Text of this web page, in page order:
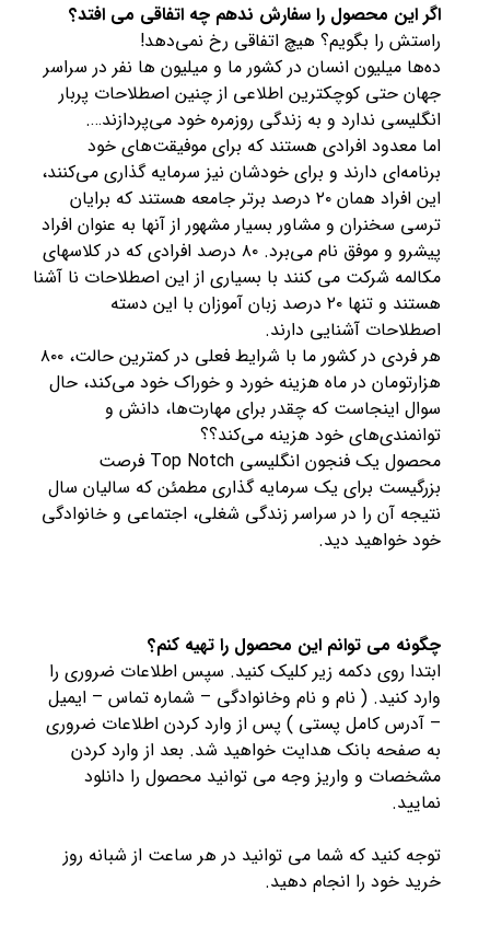
اگر این محصول را سفارش ندهم چه اتفاقی می افتد؟
راستش را بگویم؟ هیچ اتفاقی رخ نمی‌دهد!
ده‌ها میلیون‌ انسان در کشور ما و میلیون ها نفر در سراسر
جهان حتی کوچکترین اطلاعی از چنین اصطلاحات پربار
انگلیسی ندارد و به زندگی روزمره خود می‌پردازند….
اما معدود افرادی هستند که برای موفیقت‌های خود
برنامه‌ای دارند و برای خودشان نیز سرمایه گذاری می‌کنند،
این افراد همان ۲۰ درصد برتر جامعه هستند که برایان
ترسی سخنران و مشاور بسیار مشهور از آنها به عنوان افراد
پیشرو و موفق نام می‌برد. ۸۰ درصد افرادی که در کلاسهای
مکالمه شرکت می کنند با بسیاری از این اصطلاحات نا آشنا
هستند و تنها ۲۰ درصد زبان آموزان با این دسته
اصطلاحات آشنایی دارند.
هر فردی در کشور ما با شرایط فعلی در کمترین حالت، ۸۰۰
هزارتومان در ماه هزینه خورد و خوراک خود می‌کند، حال
سوال اینجاست که چقدر برای مهارت‌ها، دانش و
توانمندی‌های خود هزینه می‌کند؟؟
محصول یک فنجون انگلیسی Top Notch فرصت
بزرگیست برای یک سرمایه گذاری مطمئن که سالیان سال
نتیجه آن را در سراسر زندگی شغلی،‌ اجتماعی و خانوادگی
خود خواهید دید.
چگونه می توانم این محصول را تهیه کنم؟
ابتدا روی دکمه زیر کلیک کنید. سپس اطلاعات ضروری را
وارد کنید. ( نام و نام وخانوادگی – شماره تماس – ایمیل
– آدرس کامل پستی ) پس از وارد کردن اطلاعات ضروری
به صفحه بانک هدایت خواهید شد. بعد از وارد کردن
مشخصات و واریز وجه می توانید محصول را دانلود
نمایید.
توجه کنید که شما می توانید در هر ساعت از شبانه روز
خرید خود را انجام دهید.